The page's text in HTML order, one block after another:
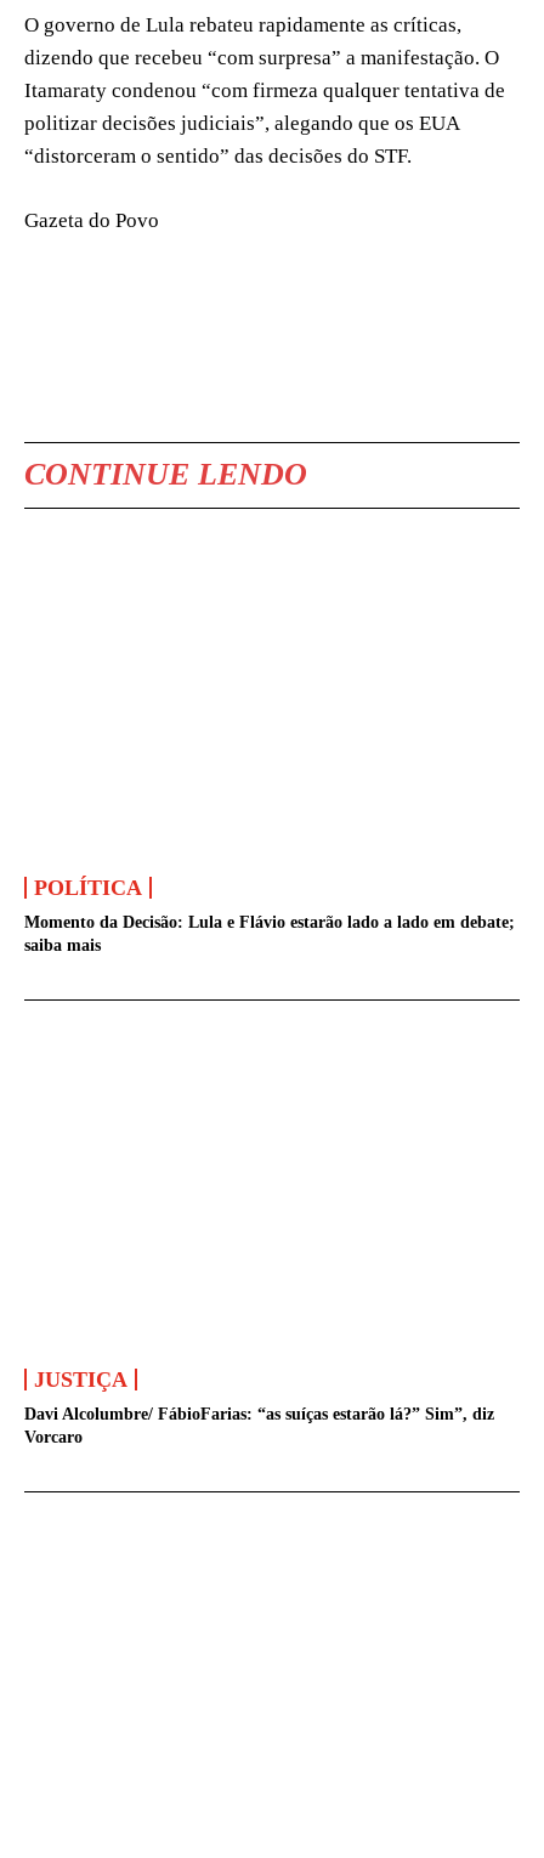
O governo de Lula rebateu rapidamente as críticas,
dizendo que recebeu “com surpresa” a manifestação. O
Itamaraty condenou “com firmeza qualquer tentativa de
politizar decisões judiciais”, alegando que os EUA
“distorceram o sentido” das decisões do STF.
Gazeta do Povo
CONTINUE LENDO
POLÍTICA
Momento da Decisão: Lula e Flávio estarão lado a lado em debate;
saiba mais
JUSTIÇA
Davi Alcolumbre/ FábioFarias: “as suíças estarão lá?” Sim”, diz
Vorcaro